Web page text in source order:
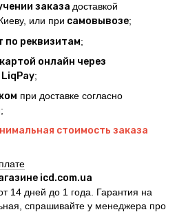
заказа доставкой
или при самовывозе;
по реквизитам;
онлайн через
;
при доставке согласно
стоимость заказа
icd.com.ua
14 дней до 1 года. Гарантия на
спрашивайте у менеджера про